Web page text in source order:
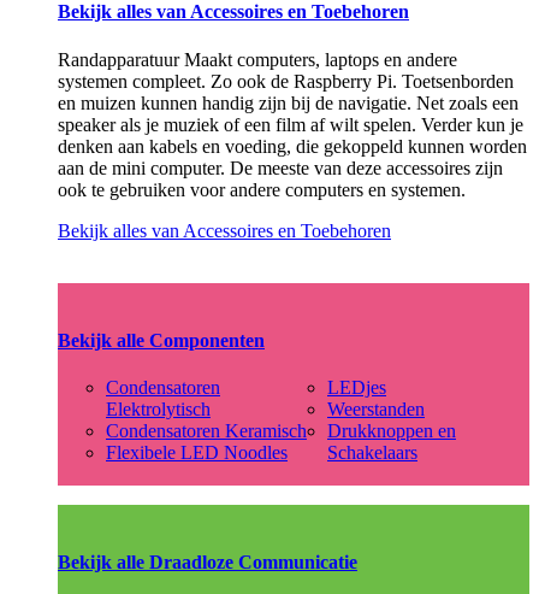
Bekijk alles van Accessoires en Toebehoren
Randapparatuur Maakt computers, laptops en andere
systemen compleet. Zo ook de Raspberry Pi. Toetsenborden
en muizen kunnen handig zijn bij de navigatie. Net zoals een
speaker als je muziek of een film af wilt spelen. Verder kun je
denken aan kabels en voeding, die gekoppeld kunnen worden
aan de mini computer. De meeste van deze accessoires zijn
ook te gebruiken voor andere computers en systemen.
Bekijk alles van Accessoires en Toebehoren
Bekijk alle Componenten
Condensatoren
Elektrolytisch
Condensatoren Keramisch
Flexibele LED Noodles
LEDjes
Weerstanden
Drukknoppen en
Schakelaars
Bekijk alle Draadloze Communicatie